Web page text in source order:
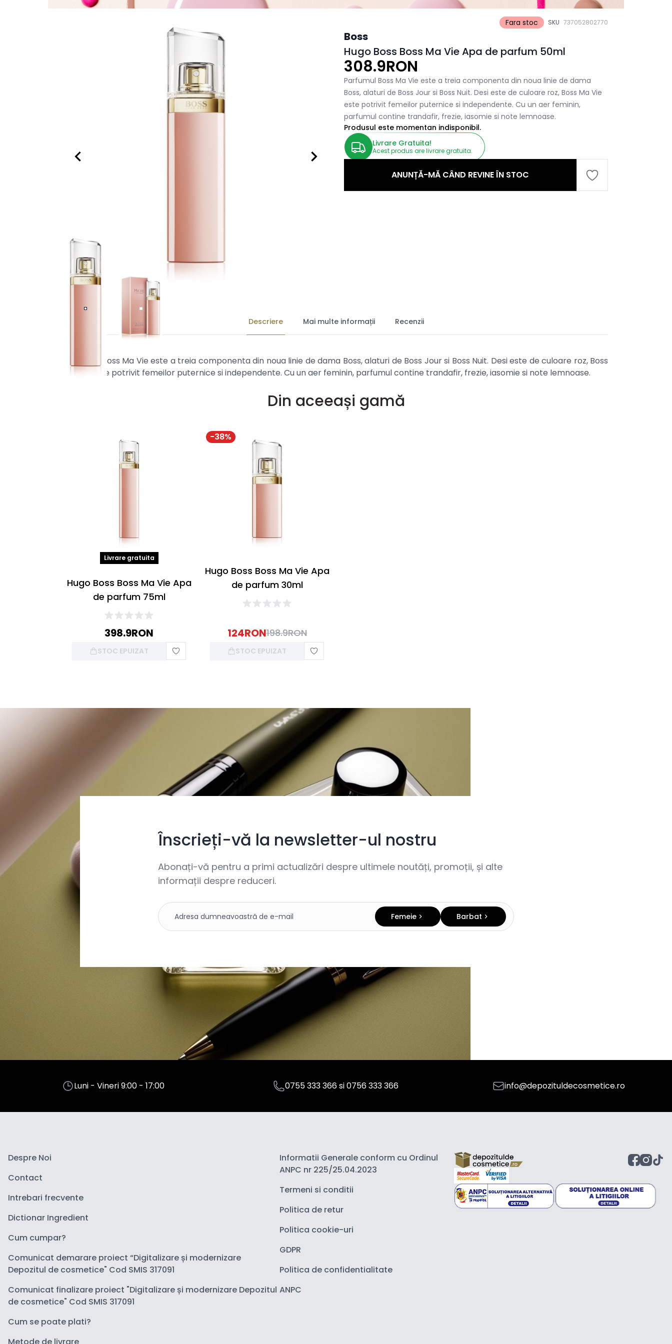
Fara stoc SKU 737052802770
Boss
Hugo Boss Boss Ma Vie Apa de parfum 50ml
308.9RON
Parfumul Boss Ma Vie este a treia componenta din noua linie de dama
Boss, alaturi de Boss Jour si Boss Nuit. Desi este de culoare roz, Boss Ma Vie
este potrivit femeilor puternice si independente. Cu un aer feminin,
parfumul contine trandafir, frezie, iasomie si note lemnoase.
Produsul este momentan indisponibil.
Livrare Gratuita!
Acest produs are livrare gratuita.
ANUNȚĂ-MĂ CÂND REVINE ÎN STOC
Descriere Mai multe informații Recenzii
Parfumul Boss Ma Vie este a treia componenta din noua linie de dama Boss, alaturi de Boss Jour si Boss Nuit. Desi este de culoare roz, Boss
Ma Vie este potrivit femeilor puternice si independente. Cu un aer feminin, parfumul contine trandafir, frezie, iasomie si note lemnoase.
Din aceeași gamă
Livrare gratuita
Hugo Boss Boss Ma Vie Apa
de parfum 75ml
398.9RON
STOC EPUIZAT
-38%
Hugo Boss Boss Ma Vie Apa
de parfum 30ml
124RON198.9RON
STOC EPUIZAT
Înscrieți-vă la newsletter-ul nostru
Abonați-vă pentru a primi actualizări despre ultimele noutăți, promoții, și alte
informații despre reduceri.
Femeie Barbat
Luni - Vineri 9:00 - 17:00 0755 333 366si0756 333 366 info@depozituldecosmetice.ro
Despre Noi
Contact
Intrebari frecvente
Dictionar Ingredient
Cum cumpar?
Comunicat demarare proiect “Digitalizare și modernizare
Depozitul de cosmetice" Cod SMIS 317091
Comunicat finalizare proiect "Digitalizare și modernizare Depozitul
de cosmetice" Cod SMIS 317091
Cum se poate plati?
Informatii Generale conform cu Ordinul
ANPC nr 225/25.04.2023
Termeni si conditii
Politica de retur
Politica cookie-uri
GDPR
Politica de confidentialitate
ANPC